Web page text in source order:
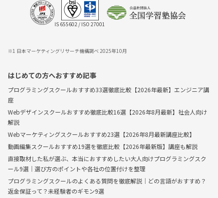
IS 655602 / ISO 27001
※1 日本マーケティングリサーチ機構調べ 2025年10月
はじめての方へおすすめ記事
プログラミングスクールおすすめ33選徹底比較【2026年最新】エンジニア講
座
Webデザインスクールおすすめ徹底比較16選【2026年8月最新】社会人向け
解説
Webマーケティングスクールおすすめ23選【2026年8月最新講座比較】
動画編集スクールおすすめ19選を徹底比較【2026年最新版】講座も解説
直接取材した私が選ぶ、本当におすすめしたい大人向けプログラミングスク
ール9選｜選び方のポイントや各社の位置付けを整理
プログラミングスクールのよくある質問を徹底解説｜どの言語がおすすめ？
返金保証って？未経験者のギモン9選